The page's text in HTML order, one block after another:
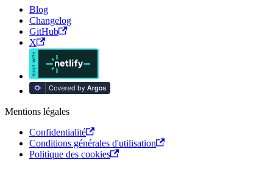
Blog
Changelog
GitHub
X
Mentions légales
Confidentialité
Conditions générales d'utilisation
Politique des cookies